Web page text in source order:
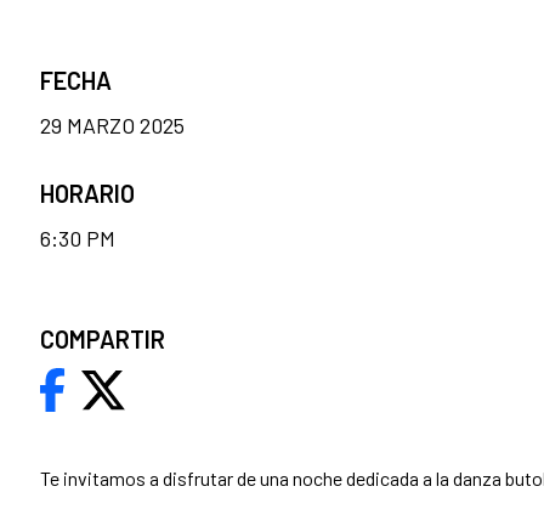
Te invitamos a disfrutar de una noche dedicada a la danza
FECHA
29 MARZO 2025
HORARIO
6:30 PM
COMPARTIR